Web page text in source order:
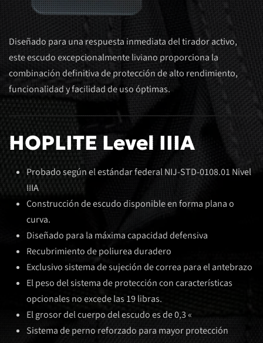
Diseñado para una respuesta inmediata del tirador activo,
este escudo excepcionalmente liviano proporciona la
combinación definitiva de protección de alto rendimiento,
funcionalidad y facilidad de uso óptimas.
HOPLITE Level IIIA
Probado según el estándar federal NIJ-STD-0108.01 Nivel
IIIA
Construcción de escudo disponible en forma plana o
curva.
Diseñado para la máxima capacidad defensiva
Recubrimiento de poliurea duradero
Exclusivo sistema de sujeción de correa para el antebrazo
El peso del sistema de protección con características
opcionales no excede las 19 libras.
El grosor del cuerpo del escudo es de 0,3 «
Sistema de perno reforzado para mayor protección